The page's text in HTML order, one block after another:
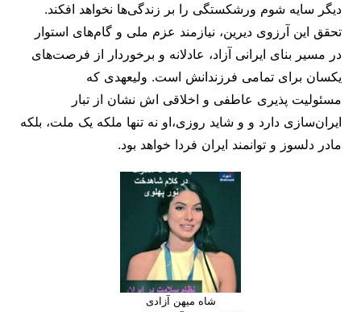
دیگر سایه شوم ورشکستگی را بر زندگی‌ها نخواهد افکند.
تحقق این آرزوی دیرین، نیازمند عزم ملی و گام‌های استوار
در مسیر بنای ایرانی آزاد، عادلانه و برخوردار از فرصت‌های
یکسان برای تمامی فرزندانش است. ولیعهدی که
مسئولیت ‌پذیری عاطفی و اخلاقی اش نشان از تبار
ایران‌سازی دارد و و شاید روزی،او نه تنها ملکه یک ملت، بلکه
مادر دلسوز و توانمند ایران فردا خواهد بود.
شاه میهن آزادی